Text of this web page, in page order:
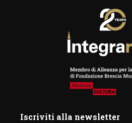
Iscriviti alla newsletter